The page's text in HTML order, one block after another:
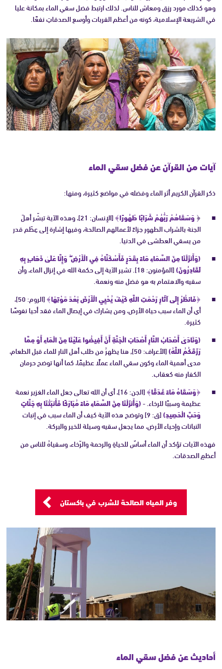
وهو كذلك مورد رزق ومعاش للناس. لذلك ارتبط فضل سقي الماء بمكانة عليا
في الشريعة الإسلامية، كونه من أعظم القربات وأوسع الصدقاتِ نفعًا.
آيات من القرآن عن فضل سقي الماء
ذكر القرآن الكريم أثر الماء وفضله في مواضع كثيرة، ومنها:
﴿وَسَقَاهُمْ رَبُّهُمْ شَرَابًا طَهُورًا﴾
[الإنسان: 21]، وهذه الآية تبشّر أهلَ
الجنة بالشراب الطهور جزاءً لأعمالهم الصالحة، وفيها إشارة إلى عِظَم قدر
من يسقي العطشى في الدنيا.
(وَأَنزَلْنَا مِنَ السَّمَاءِ مَاءً بِقَدَرٍ فَأَسْكَنَّاهُ فِي الْأَرْضِ ۖ وَإِنَّا عَلَىٰ ذَهَابٍ بِهِ
لَقَادِرُونَ)
[المؤمنون: 18]. تشير الآية إلى حكمة الله في إنزال الماء، وأن
سقيه والاهتمام به هو فضل منه ونعمة.
﴿فَانظُرْ إِلَى آثَارِ رَحْمَتِ اللَّهِ كَيْفَ يُحْيِي الْأَرْضَ بَعْدَ مَوْتِهَا﴾
[الروم: 50]،
أي أن الماء سبب حياة الأرض، ومن يشارك في إيصال الماء فقد أحيا نفوسًا
كثيرة.
(وَنَادَىٰ أَصْحَابُ النَّارِ أَصْحَابَ الْجَنَّةِ أَنْ أَفِيضُوا عَلَيْنَا مِنَ الْمَاءِ أَوْ مِمَّا
رَزَقَكُمُ اللَّهُ)
[الأعراف: 50], هنا يظهرُ من طلب أهل النار للماء قبل الطعام،
مدى أهمية الماء وكون سقي الماء عملًا عظيمًا، كما أنها توضح حرمان
الكفار منه كعقاب.
﴿وَسَقَاهُ مَاءً غَدَقًا﴾
[الجن: 16]، أي أن الله تعالى جعل الماء الغزير نعمة
عظيمة وسببًا للرخاء. -(وَأَنزَلْنَا مِنَ السَّمَاءِ مَاءً مُبَارَكًا فَأَنبَتْنَا بِهِ جَنَّاتٍ
وَحَبَّ الْحَصِيدِ)
[ق: 9] وتوضح هذه الآية كيف أن الماء سبب في إنبات
النباتات وإحياء الأرض، مما يجعل سقيه وسيلة للخير والبركة.
فهذه الآيات تؤكد أن الماء أساسٌ للحياةِ والرحمة والرّخاء، وسقياهُ للناس من
أعظمِ الصدقات.
وفر المياه الصالحة للشرب في باكستان
أحاديث عن فضل سقي الماء